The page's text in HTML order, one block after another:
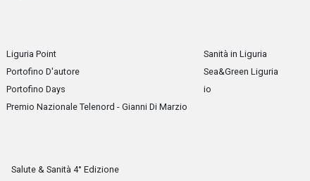
Liguria Point
Portofino D'autore
Portofino Days
Premio Nazionale Telenord - Gianni Di Marzio
Sanità in Liguria
Sea&Green Liguria
io
Salute & Sanità 4° Edizione